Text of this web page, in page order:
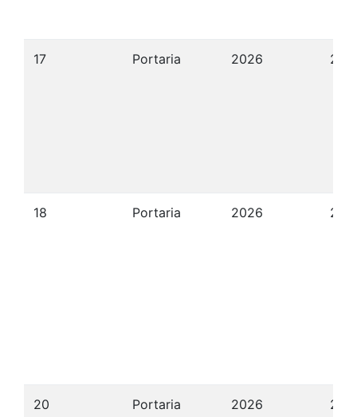
17 Portaria 2026 22/
18 Portaria 2026 22/
20 Portaria 2026 22/